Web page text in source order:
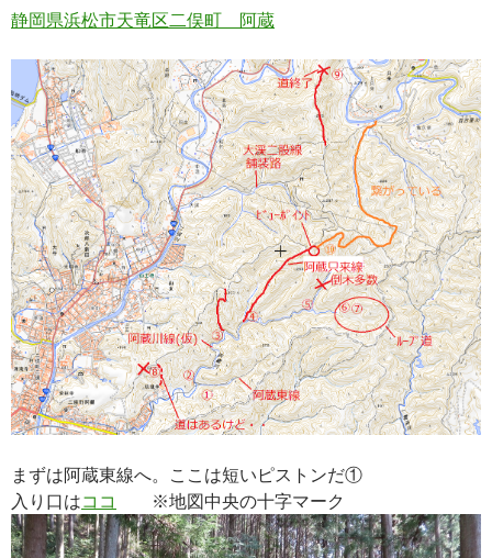
静岡県浜松市天竜区二俣町 阿蔵
まずは阿蔵東線へ。ここは短いピストンだ①
入り口はココ ※地図中央の十字マーク